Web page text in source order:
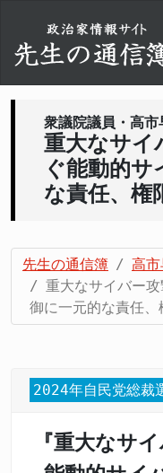
衆議院議員・高
重大なサイ
ぐ能動的サ
な責任、権
先生の通信簿 高
重大なサイバー
御に一元的な責任
2024年自民党総裁
『重大なサ